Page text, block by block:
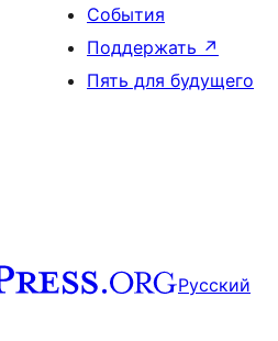
События
Поддержать ↗
Пять для будущего
Русский